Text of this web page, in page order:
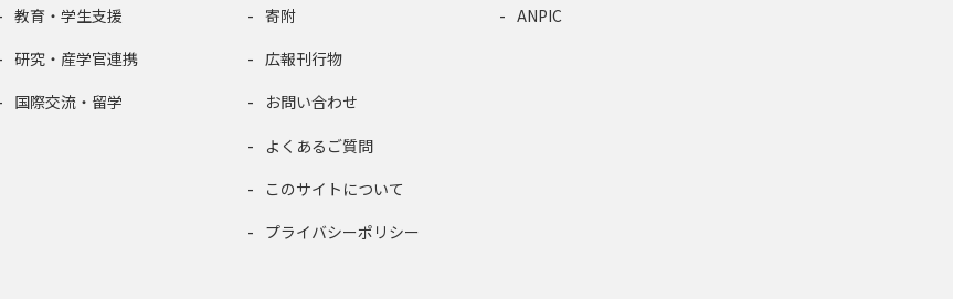
教育・学生支援
研究・産学官連携
国際交流・留学
寄附
広報刊行物
お問い合わせ
よくあるご質問
このサイトについて
プライバシーポリシー
ANPIC